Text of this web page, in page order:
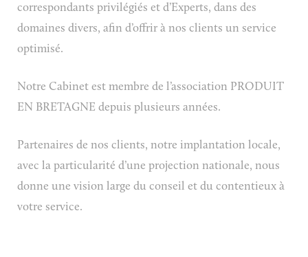
correspondants privilégiés et d’Experts, dans des
domaines divers, afin d’offrir à nos clients un service
optimisé.
Notre Cabinet est membre de l’association PRODUIT
EN BRETAGNE depuis plusieurs années.
Partenaires de nos clients, notre implantation locale,
avec la particularité d’une projection nationale, nous
donne une vision large du conseil et du contentieux à
votre service.